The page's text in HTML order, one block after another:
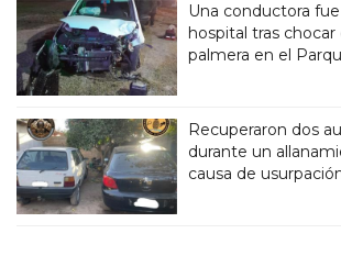
Una conductora
hospital tras chocar
palmera en el
Recuperaron dos
durante un
causa de